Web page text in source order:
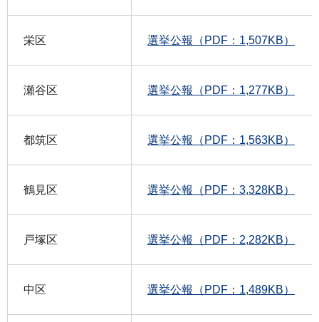
栄区 選挙公報（PDF：1,507KB）
瀬谷区 選挙公報（PDF：1,277KB）
都筑区 選挙公報（PDF：1,563KB）
鶴見区 選挙公報（PDF：3,328KB）
戸塚区 選挙公報（PDF：2,282KB）
中区 選挙公報（PDF：1,489KB）